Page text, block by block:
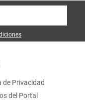
de Privacidad
del Portal